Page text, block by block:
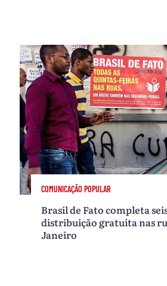
COMUNICAÇÃO POPULAR
Brasil de Fato completa
distribuição gratuita nas
Janeiro